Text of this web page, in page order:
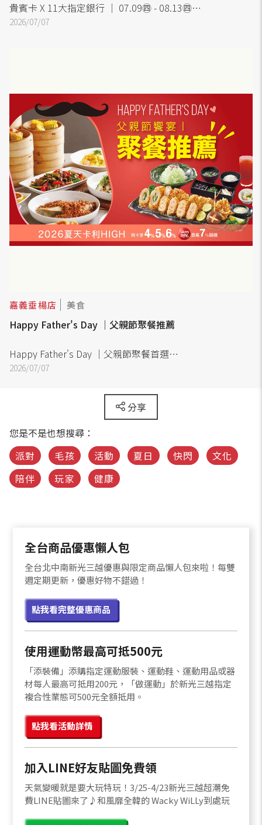
貴賓卡 X 11大指定銀行 ｜ 07.09㊃ - 08.13㊃
刷卡享 4% .5% . 6%；skm pay獨享❗️最高7%回饋
2026/07/07
嘉義垂楊店 美食
Happy Father's Day ｜父親節聚餐推薦
Happy Father's Day ｜父親節聚餐首選
人氣餐廳推薦｜立即訂位，用一頓豐盛佳餚，陪爸爸度過最
暖心的節日。
2026/07/07
分享
您是不是也想搜尋：
派對
毛孩 活動 夏日 快閃
文化
陪伴
玩家 健康
全台商品優惠懶人包
全台北中南新光三越優惠與限定商品懶人包來啦！每雙
週定期更新，優惠好物不錯過！
點我看完整優惠商品
使用運動幣最高可抵500元
「添裝備」添購指定運動服裝、運動鞋、運動用品或器
材每人最高可抵用200元，「做運動」於新光三越指定
複合性業態可500元全額抵用。
點我看活動詳情
加入LINE好友貼圖免費領
天氣變暖就是要大玩特玩！3/25-4/23新光三越超潮免
費LINE貼圖來了♪和風靡全韓的 Wacky WiLLy到處玩